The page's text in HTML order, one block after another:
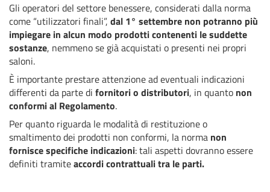
Gli operatori del settore benessere, considerati dalla norma
come “utilizzatori finali”, dal 1° settembre non potranno più
impiegare in alcun modo prodotti contenenti le suddette
sostanze, nemmeno se già acquistati o presenti nei propri
saloni.
È importante prestare attenzione ad eventuali indicazioni
differenti da parte di fornitori o distributori, in quanto non
conformi al Regolamento.
Per quanto riguarda le modalità di restituzione o
smaltimento dei prodotti non conformi, la norma non
fornisce specifiche indicazioni: tali aspetti dovranno essere
definiti tramiteaccordi contrattuali tra le parti.